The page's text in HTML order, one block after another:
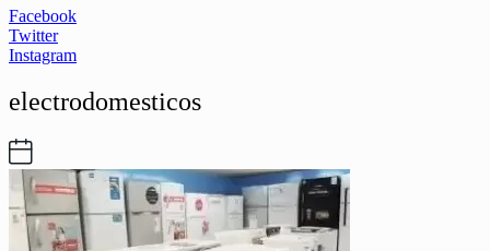
Facebook
Twitter
Instagram
electrodomesticos